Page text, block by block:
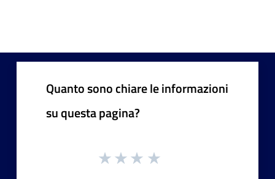
Quanto sono chiare le informazioni
su questa pagina?